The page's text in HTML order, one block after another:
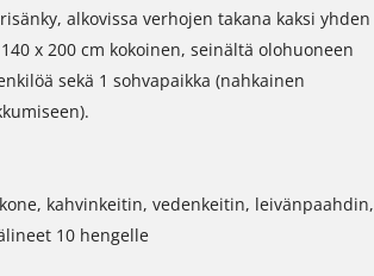
alkovissa verhojen takana kaksi yhden
x 200 cm kokoinen, seinältä olohuoneen
sekä 1 sohvapaikka (nahkainen
kahvinkeitin, vedenkeitin, leivänpaahdin,
10 hengelle